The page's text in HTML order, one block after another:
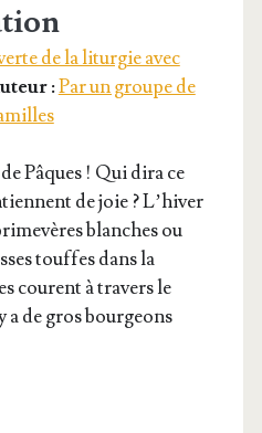
de la liturgie avec
:Par un groupe de
Pâques ! Qui dira ce
de joie ? L’hiver
blanches ou
touffes dans la
courent à tra­vers le
a de gros bour­geons